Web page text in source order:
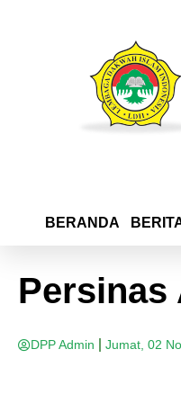
BERANDA
Persinas
DPP Admin Jumat, 02